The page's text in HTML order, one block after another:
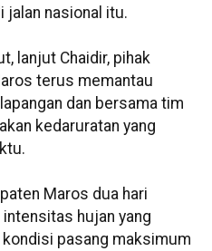
jalan nasional itu.
lanjut Chaidir, pihak
terus memantau
dan bersama tim
kedaruratan yang
Maros dua hari
hujan yang
pasang maksimum